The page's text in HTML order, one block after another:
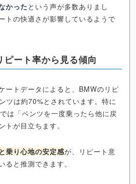
かった という声が多数ありまし
トの快適さが影響しているようで
ピート率から見る傾向
ートデータによると、BMWのリピ
ツは約70%とされています。特に
は「ベンツを一度乗ったら他に戻
トが目立ちます。
乗り心地の安定感が、リピート意
ると推測できます。